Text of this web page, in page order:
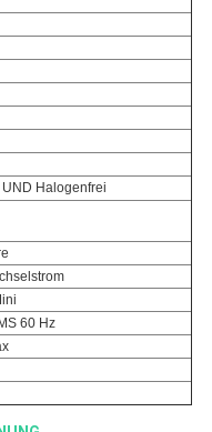
Halogenfrei
60 Hz